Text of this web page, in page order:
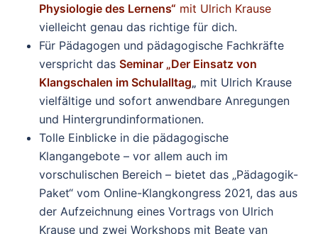
Physiologie des Lernens“ mit Ulrich Krause
vielleicht genau das richtige für dich.
Für Pädagogen und pädagogische Fachkräfte
verspricht das Seminar „Der Einsatz von
Klangschalen im Schulalltag„ mit Ulrich Krause
vielfältige und sofort anwendbare Anregungen
und Hintergrundinformationen.
Tolle Einblicke in die pädagogische
Klangangebote – vor allem auch im
vorschulischen Bereich – bietet das „Pädagogik-
Paket“ vom Online-Klangkongress 2021, das aus
der Aufzeichnung eines Vortrags von Ulrich
Krause und zwei Workshops mit Beate van